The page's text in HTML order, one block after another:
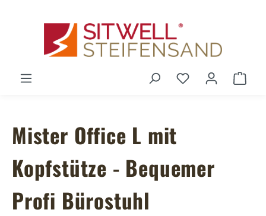
Du hast 0
Mister Office L mit
Kopfstütze - Bequemer
Profi Bürostuhl